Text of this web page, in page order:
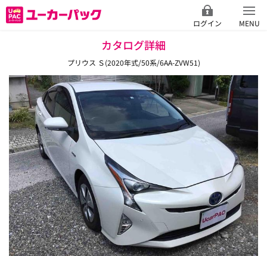
ログイン MENU
カタログ詳細
プリウス Ｓ(2020年式/50系/6AA-ZVW51)